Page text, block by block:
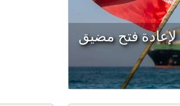
فتح مضيق